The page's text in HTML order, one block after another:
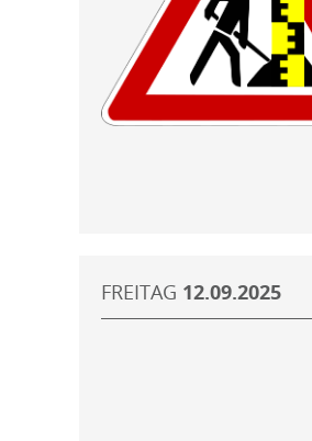
FREITAG 12.09.2025